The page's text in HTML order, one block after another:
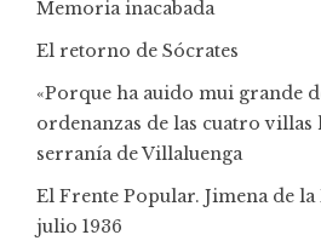
Memoria inacabada
El retorno de Sócrates
«Porque ha auido mui grande
ordenanzas de las cuatro villas
serranía de Villaluenga
El Frente Popular. Jimena de
julio 1936